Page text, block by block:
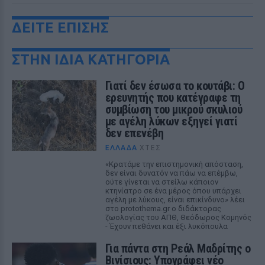
ΔΕΙΤΕ ΕΠΙΣΗΣ
ΣΤΗΝ ΙΔΙΑ ΚΑΤΗΓΟΡΙΑ
Γιατί δεν έσωσα το κουτάβι: Ο
ερευνητής που κατέγραφε τη
συμβίωση του μικρού σκυλιού
με αγέλη λύκων εξηγεί γιατί
δεν επενέβη
ΕΛΛΆΔΑ ΧΤΕΣ
«Κρατάμε την επιστημονική απόσταση,
δεν είναι δυνατόν να πάω να επέμβω,
ούτε γίνεται να στείλω κάποιον
κτηνίατρο σε ένα μέρος όπου υπάρχει
αγέλη με λύκους, είναι επικίνδυνο» λέει
στο protothema.gr ο διδάκτορας
ζωολογίας του ΑΠΘ, Θεόδωρος Κομηνός
- Έχουν πεθάνει και έξι λυκόπουλα
Για πάντα στη Ρεάλ Μαδρίτης ο
Βινίσιους: Υπογράφει νέο